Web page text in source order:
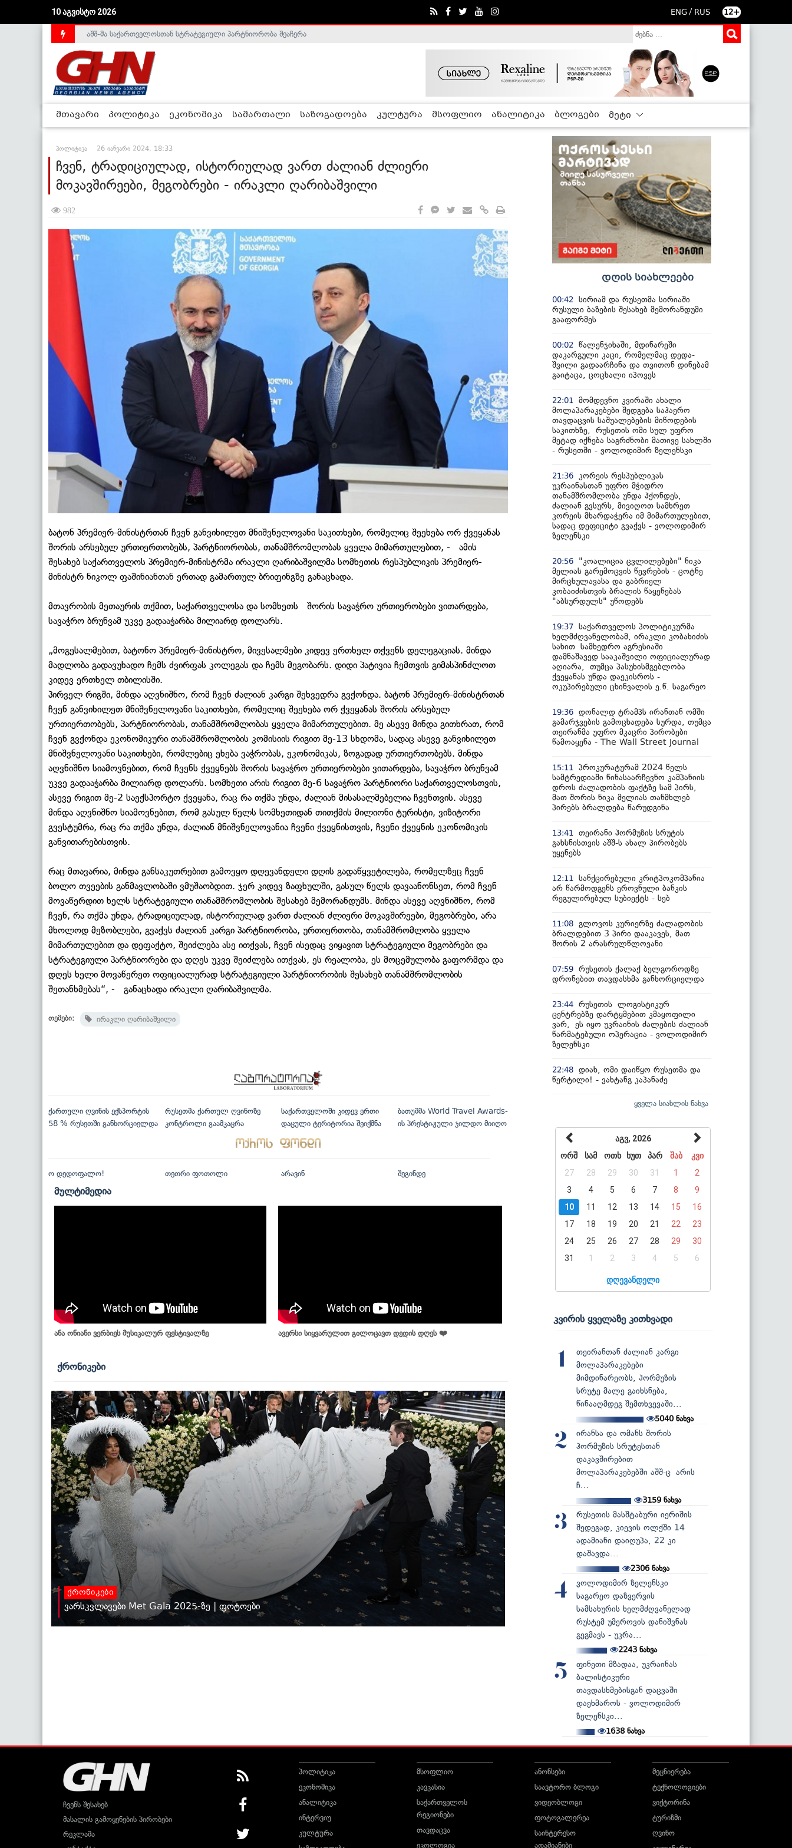
10 აგვისტო 2026 ENG / RUS 12+
საქართველოს დე-ფაქტო მთავრობა არალეგიტიმურია - ჰელსინკის კომისია
აშშ-მა საქართველოსთან სტრატეგიული პარტნიორობა შეაჩერა
მთავარი პოლიტიკა ეკონომიკა სამართალი საზოგადოება კულტურა მსოფლიო ანალიტიკა ბლოგები მეტი
პოლიტიკა 26 იანვარი 2024, 18:33
ჩვენ, ტრადიციულად, ისტორიულად ვართ ძალიან ძლიერი
მოკავშირეები, მეგობრები - ირაკლი ღარიბაშვილი
982
ბატონ პრემიერ-მინისტრთან ჩვენ განვიხილეთ მნიშვნელოვანი საკითხები, რომელიც შეეხება ორ ქვეყანას
შორის არსებულ ურთიერთობებს, პარტნიორობას, თანამშრომლობას ყველა მიმართულებით, - ამის
შესახებ საქართველოს პრემიერ-მინისტრმა ირაკლი ღარიბაშვილმა სომხეთის რესპუბლიკის პრემიერ-
მინისტრ ნიკოლ ფაშინიანთან ერთად გამართულ ბრიფინგზე განაცხადა.
მთავრობის მეთაურის თქმით, საქართველოსა და სომხეთს შორის სავაჭრო ურთიერობები ვითარდება,
სავაჭრო ბრუნვამ უკვე გადააჭარბა მილიარდ დოლარს.
„მოგესალმებით, ბატონო პრემიერ-მინისტრო, მივესალმები კიდევ ერთხელ თქვენს დელეგაციას. მინდა
მადლობა გადავუხადო ჩემს ძვირფას კოლეგას და ჩემს მეგობარს. დიდი პატივია ჩემთვის გიმასპინძლოთ
კიდევ ერთხელ თბილისში.
პირველ რიგში, მინდა აღვნიშნო, რომ ჩვენ ძალიან კარგი შეხვედრა გვქონდა. ბატონ პრემიერ-მინისტრთან
ჩვენ განვიხილეთ მნიშვნელოვანი საკითხები, რომელიც შეეხება ორ ქვეყანას შორის არსებულ
ურთიერთობებს, პარტნიორობას, თანამშრომლობას ყველა მიმართულებით. მე ასევე მინდა გითხრათ, რომ
ჩვენ გვქონდა ეკონომიკური თანამშრომლობის კომისიის რიგით მე-13 სხდომა, სადაც ასევე განვიხილეთ
მნიშვნელოვანი საკითხები, რომლებიც ეხება ვაჭრობას, ეკონომიკას, ზოგადად ურთიერთობებს. მინდა
აღვნიშნო სიამოვნებით, რომ ჩვენს ქვეყნებს შორის სავაჭრო ურთიერობები ვითარდება, სავაჭრო ბრუნვამ
უკვე გადააჭარბა მილიარდ დოლარს. სომხეთი არის რიგით მე-6 სავაჭრო პარტნიორი საქართველოსთვის,
ასევე რიგით მე-2 საექსპორტო ქვეყანა, რაც რა თქმა უნდა, ძალიან მისასალმებელია ჩვენთვის. ასევე
მინდა აღვნიშნო სიამოვნებით, რომ გასულ წელს სომხეთიდან თითქმის მილიონი ტურისტი, ვიზიტორი
გვესტუმრა, რაც რა თქმა უნდა, ძალიან მნიშვნელოვანია ჩვენი ქვეყნისთვის, ჩვენი ქვეყნის ეკონომიკის
განვითარებისთვის.
რაც მთავარია, მინდა განსაკუთრებით გამოვყო დღევანდელი დღის გადაწყვეტილება, რომელზეც ჩვენ
ბოლო თვეების განმავლობაში ვმუშაობდით. ჯერ კიდევ ზაფხულში, გასულ წელს დავაანონსეთ, რომ ჩვენ
მოვაწერდით ხელს სტრატეგიული თანამშრომლობის შესახებ მემორანდუმს. მინდა ასევე აღვნიშნო, რომ
ჩვენ, რა თქმა უნდა, ტრადიციულად, ისტორიულად ვართ ძალიან ძლიერი მოკავშირეები, მეგობრები, არა
მხოლოდ მეზობლები, გვაქვს ძალიან კარგი პარტნიორობა, ურთიერთობა, თანამშრომლობა ყველა
მიმართულებით და დეფაქტო, შეიძლება ასე ითქვას, ჩვენ ისედაც ვიყავით სტრატეგიული მეგობრები და
სტრატეგიული პარტნიორები და დღეს უკვე შეიძლება ითქვას, ეს რეალობა, ეს მოცემულობა გაფორმდა და
დღეს ხელი მოვაწერეთ ოფიციალურად სტრატეგიული პარტნიორობის შესახებ თანამშრომლობის
შეთანხმებას“, - განაცხადა ირაკლი ღარიბაშვილმა.
თემები: ირაკლი ღარიბაშვილი
ქართული ღვინის ექსპორტის
58 % რუსეთში განხორციელდა
რუსეთმა ქართულ ღვინოზე
კონტროლი გაამკაცრა
საქართველოში კიდევ ერთი
დაცული ტერიტორია შეიქმნა
ბათუმმა World Travel Awards-
ის პრესტიჟული ჯილდო მიიღო
ო დედოფალო! თეთრი ფოთოლი არავინ შეგინდე
მულტიმედია
ანა ონიანი ვერბიეს მუსიკალურ ფესტივალზე ავერსი სიყვარულით გილოცავთ დედის დღეს ❤️
ქრონიკები
ქრონიკები
ვარსკვლავები Met Gala 2025-ზე | ფოტოები
დღის სიახლეები
00:42
სირიამ და რუსეთმა სირიაში
რუსული ბაზების შესახებ მემორანდუმი
გააფორმეს
00:02
წალენჯიხაში, მდინარეში
დაკარგული კაცი, რომელმაც დედა-
შვილი გადაარჩინა და თვითონ დინებამ
გაიტაცა, ცოცხალი იპოვეს
22:01
მომდევნო კვირაში ახალი
მოლაპარაკებები შედგება საჰაერო
თავდაცვის საშუალებების მიწოდების
საკითხზე, რუსეთის ომი სულ უფრო
მეტად იქნება საგრძნობი მათივე სახლში
- რუსეთში - ვოლოდიმირ ზელენსკი
21:36 კორეის რესპუბლიკას
უკრაინასთან უფრო მჭიდრო
თანამშრომლობა უნდა ჰქონდეს,
ძალიან გვსურს, მივიღოთ სამხრეთ
კორეის მხარდაჭერა იმ მიმართულებით,
სადაც დეფიციტი გვაქვს - ვოლოდიმირ
ზელენსკი
20:56
"კოალიცია ცვლილებები" ნიკა
მელიას გარემოცვის წევრების - ცოტნე
მირცხულავასა და გაბრიელ
კობაიძისთვის ბრალის წაყენებას
"აბსურდულს" უწოდებს
19:37 საქართველოს პოლიტიკურმა
ხელმძღვანელობამ, ირაკლი კობახიძის
სახით სამხედრო აგრესიაში
დამნაშავედ სააკაშვილი ოფიციალურად
აღიარა, თუმცა პასუხისმგებლობა
ქვეყანას უნდა დაეკისროს -
ოკუპირებული ცხინვალის ე.წ. საგარეო
19:36 დონალდ ტრამპს ირანთან ომში
გამარჯვების გამოცხადება სურდა, თუმცა
თეირანმა უფრო მკაცრი პირობები
წამოაყენა - The Wall Street Journal
15:11
პროკურატურამ 2024 წელს
სამტრედიაში წინასაარჩევნო კამპანიის
დროს ძალადობის ფაქტზე სამ პირს,
მათ შორის ნიკა მელიას თანმხლებ
პირებს ბრალდება წარუდგინა
13:41
თეირანი ჰორმუზის სრუტის
გახსნისთვის აშშ-ს ახალ პირობებს
უყენებს
12:11
სანქცირებული კრიტპოკომპანია
არ წარმოდგენს ეროვნული ბანკის
რეგულირებულ სუბიექტს - სებ
11:08 გლოვოს კურიერზე ძალადობის
ბრალდებით 3 პირი დააკავეს, მათ
შორის 2 არასრულწლოვანი
07:59 რუსეთის ქალაქ ბელგოროდზე
დრონებით თავდასხმა განხორციელდა
23:44 რუსეთის ლოგისტიკურ
ცენტრებზე დარტყმებით კმაყოფილი
ვარ, ეს იყო უკრაინის ძალების ძალიან
წარმატებული ოპერაცია - ვოლოდიმირ
ზელენსკი
22:48 დიახ, ომი დაიწყო რუსეთმა და
წერტილი! - ვახტანგ კაპანაძე
ყველა სიახლის ნახვა
აგვ, 2026
ორშ
სამ ოთხ ხუთ პარ შაბ
კვი
27
28 29 30 31 1
2
3
4 5 6 7 8
9
10
11 12 13 14 15
16
17
18 19 20 21 22
23
24
25 26 27 28 29
30
31
1 2 3 4 5 6
დღევანდელი
კვირის ყველაზე კითხვადი
1
თეირანთან ძალიან კარგი
მოლაპარაკებები
მიმდინარეობს, ჰორმუზის
სრუტე მალე გაიხსნება,
წინააღმდეგ შემთხვევაში...
5040ნახვა
2
ირანსა და ომანს შორის
ჰორმუზის სრუტესთან
დაკავშირებით
მოლაპარაკებებში აშშ-ც არის
ჩ...
3159 ნახვა
3
რუსეთის მასშტაბური იერიშის
შედეგად, კიევის ოლქში 14
ადამიანი დაიღუპა, 22 კი
დაშავდა...
2306ნახვა
4
ვოლოდიმირ ზელენსკი
საგარეო დაზვერვის
სამსახურის ხელმძღვანელად
რუსტემ უმეროვის დანიშვნას
გეგმავს - უკრა...
2243ნახვა
5
ფინეთი მზადაა, უკრაინას
ბალისტიკური
თავდასხმებისგან დაცვაში
დაეხმაროს - ვოლოდიმირ
ზელენსკი...
1638 ნახვა
ჩვენს შესახებ
მასალის გამოყენების პირობები
რეკლამა
პოლიტიკა
ეკონომიკა
ანალიტიკა
ინტერვიუ
კულტურა
მსოფლიო
კავკასია
საქართველოს
რეგიონები
თავდაცვა
ეკოლოგია
ანონსები
საავტორო ბლოგი
ვიდეობლოგი
ფოტოგალერეა
საინტერესო
ადამიანები
მეცნიერება
ტექნოლოგიები
ვიქტორინა
ტურიზმი
ღვინო